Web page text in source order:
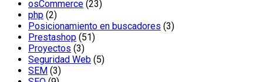
osCommerce (23)
php (2)
Posicionamiento en buscadores (3)
Prestashop (51)
Proyectos (3)
Seguridad Web (5)
SEM (3)